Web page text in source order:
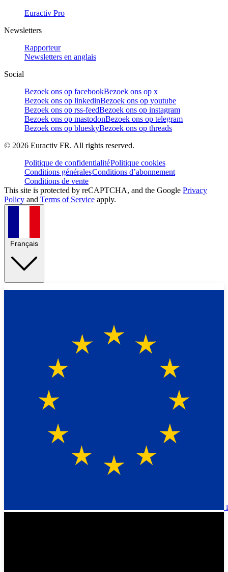
Euractiv Pro
Newsletters
Rapporteur
Newsletters en anglais
Social
Bezoek ons op facebookBezoek ons op x
Bezoek ons op linkedinBezoek ons op youtube
Bezoek ons op rss-feedBezoek ons op instagram
Bezoek ons op mastodonBezoek ons op telegram
Bezoek ons op blueskyBezoek ons op threads
© 2026 Euractiv FR. All rights reserved.
Politique de confidentialitéPolitique cookies
Conditions généralesConditions d’abonnement
Conditions de vente
This site is protected by reCAPTCHA, and the Google Privacy
Policy and Terms of Service apply.
Français